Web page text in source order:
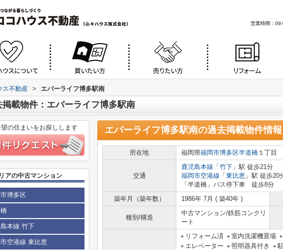
営業時間：
ス不動産 > エバーライフ博多駅南
掲載物件：エバーライフ博多駅南
エバーライフ博多駅南の過去掲載物件情報
所在地 福岡県福岡市博多区半道橋 １丁目
交通
鹿児島本線 「 竹下 」駅 徒歩21分
福岡市空港線 「 東比恵 」駅 徒歩20
「半道橋」バス停下車 徒歩8分
築年月（築年数）
1986年 7月 ( 築40年 )
種別/構造
中古マンション/鉄筋コンクリ
ート
リフォーム済 室内洗濯機置場
エレベーター
照明器具付き
の住まいをお探しします
アの中古マンション
博多区
本線 竹下
空港線 東比恵